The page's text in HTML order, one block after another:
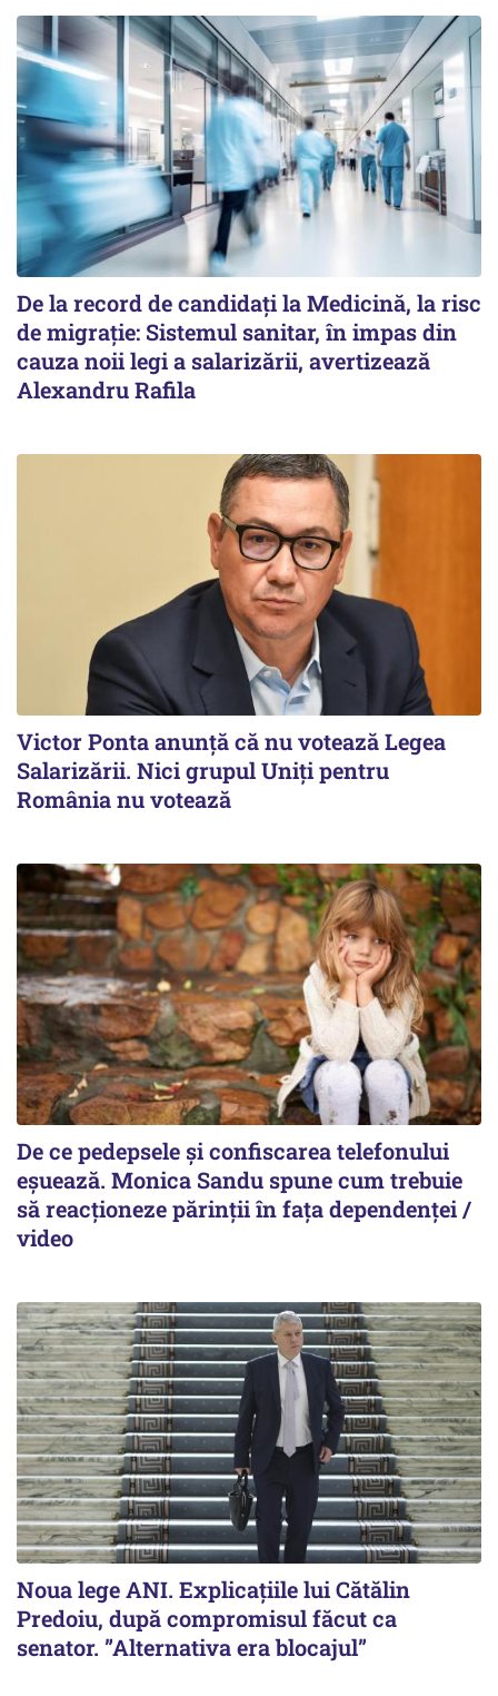
De la record de candidați la Medicină, la risc
de migrație: Sistemul sanitar, în impas din
cauza noii legi a salarizării, avertizează
Alexandru Rafila
Victor Ponta anunţă că nu votează Legea
Salarizării. Nici grupul Uniţi pentru
România nu votează
De ce pedepsele și confiscarea telefonului
eșuează. Monica Sandu spune cum trebuie
să reacționeze părinții în fața dependenței /
video
Noua lege ANI. Explicațiile lui Cătălin
Predoiu, după compromisul făcut ca
senator. ”Alternativa era blocajul”